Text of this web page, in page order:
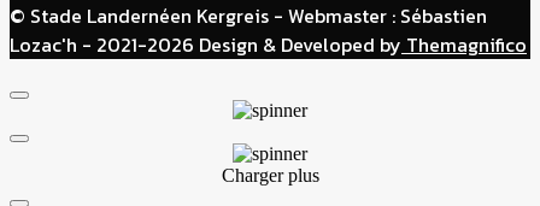
© Stade Landernéen Kergreis - Webmaster : Sébastien
Lozac'h - 2021-2026 Design & Developed by Themagnifico
Charger plus